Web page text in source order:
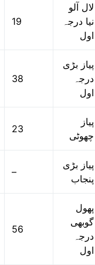
19
لال آلو
نیا درجہ
اول
38
پیاز بڑی
درجہ
اول
23
پیاز
چھوٹی
–
پیاز بڑی
پنجاب
56
پھول
گوبھی
درجہ
اول